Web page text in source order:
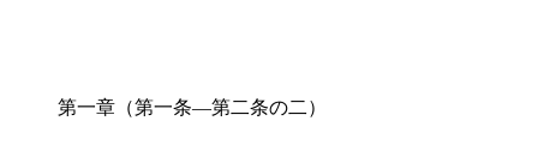
第一章（第一条―第二条の二）